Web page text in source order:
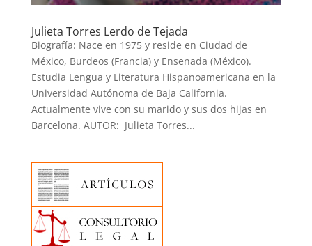
Julieta Torres Lerdo de Tejada
Biografía: Nace en 1975 y reside en Ciudad de
México, Burdeos (Francia) y Ensenada (México).
Estudia Lengua y Literatura Hispanoamericana en la
Universidad Autónoma de Baja California.
Actualmente vive con su marido y sus dos hijas en
Barcelona. AUTOR: Julieta Torres...